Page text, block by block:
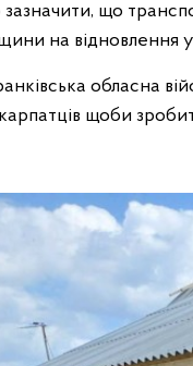
що
на відновлення
обласна
щоби